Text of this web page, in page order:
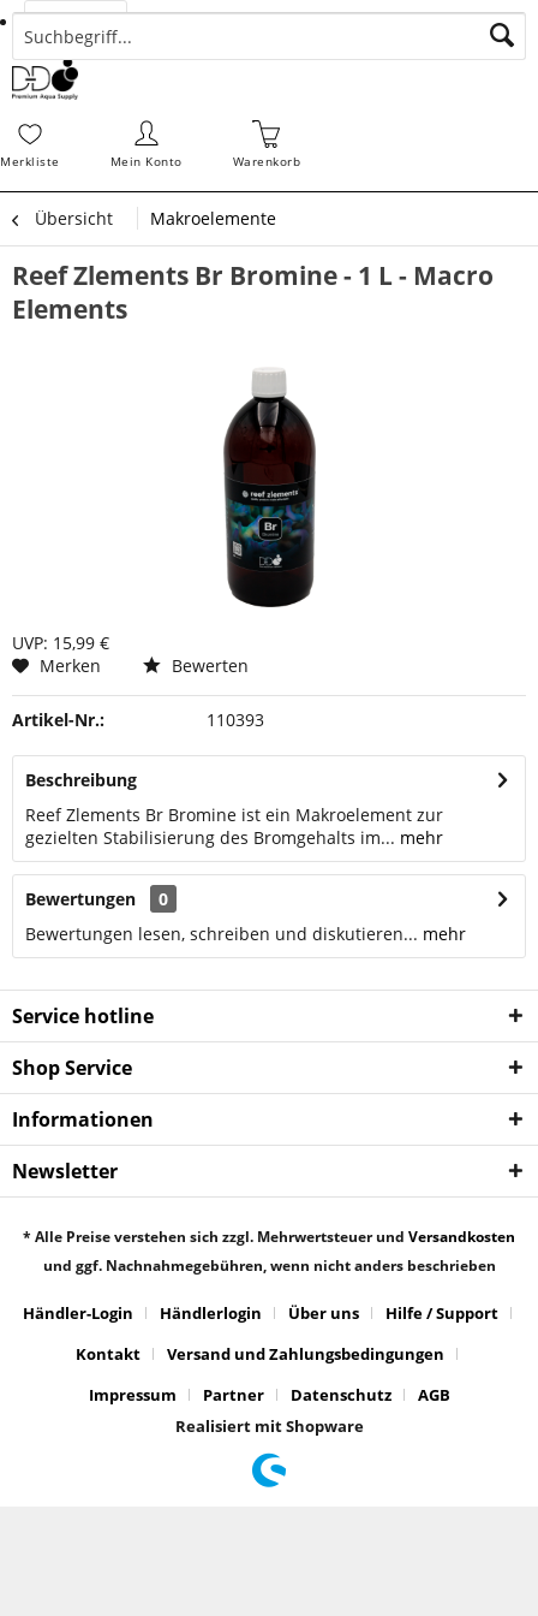
Suchen
Merkliste Mein Konto
Bestellungen Schnellerfassung
Warenkorb
Übersicht Makroelemente
Reef Zlements Br Bromine - 1 L - Macro
Elements
UVP: 15,99 €
Merken
Bewerten
Artikel-Nr.: 110393
Beschreibung
Reef Zlements Br Bromine ist ein Makroelement zur
gezielten Stabilisierung des Bromgehalts im... mehr
Bewertungen
0
Bewertungen lesen, schreiben und diskutieren... mehr
Service hotline
Shop Service
Informationen
Newsletter
* Alle Preise verstehen sich zzgl. Mehrwertsteuer und Versandkosten
und ggf. Nachnahmegebühren, wenn nicht anders beschrieben
Händler-Login Händlerlogin Über uns
Hilfe / Support
Kontakt
Versand und Zahlungsbedingungen
Impressum
Partner Datenschutz
AGB
Realisiert mit Shopware